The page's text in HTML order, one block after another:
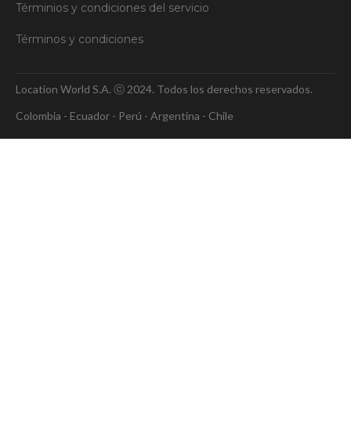
Términios y condiciones del servicio
Términos y condiciones
Location World S.A. ⓒ 2024. Todos los derechos reservados.
Colombia - Ecuador - Perú - Argentina - Chile